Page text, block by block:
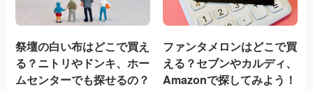
祭壇の白い布はどこで買え
る？ニトリやドンキ、ホー
ムセンターでも探せるの？
ファンタメロンはどこで買
える？セブンやカルディ、
Amazonで探してみよう！